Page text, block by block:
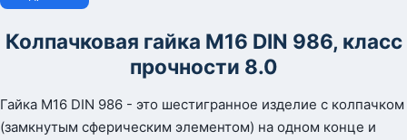
Колпачковая гайка М16 DIN 986, класс
прочности 8.0
Гайка М16 DIN 986 - это шестигранное изделие с колпачком
(замкнутым сферическим элементом) на одном конце и